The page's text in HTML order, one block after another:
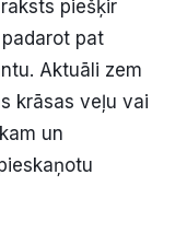
piešķir
pat
Aktuāli zem
krāsas veļu vai
un